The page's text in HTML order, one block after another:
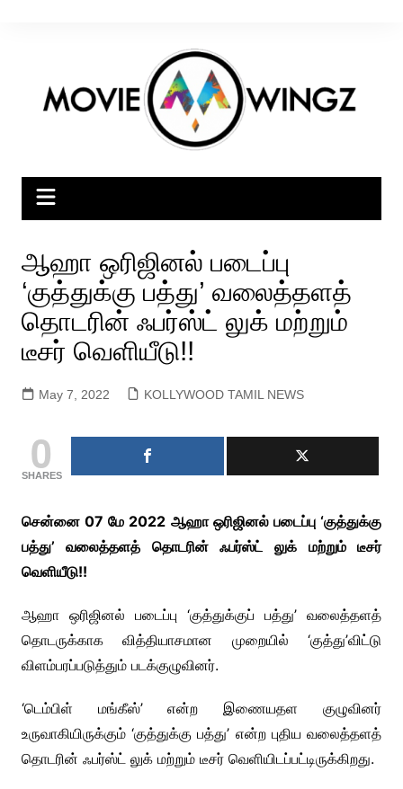
ஆஹா ஒரிஜினல் படைப்பு
‘குத்துக்கு பத்து’ வலைத்தளத்
தொடரின் ஃபர்ஸ்ட் லுக் மற்றும்
டீசர் வெளியீடு!!
May 7, 2022 KOLLYWOOD TAMIL NEWS
0
SHARES
சென்னை 07 மே 2022 ஆஹா ஒரிஜினல் படைப்பு ‘குத்துக்கு
பத்து’ வலைத்தளத் தொடரின் ஃபர்ஸ்ட் லுக் மற்றும் டீசர்
வெளியீடு!!
ஆஹா ஒரிஜினல் படைப்பு ‘குத்துக்குப் பத்து’ வலைத்தளத்
தொடருக்காக வித்தியாசமான முறையில் ‘குத்து’விட்டு
விளம்பரப்படுத்தும் படக்குழுவினர்.
‘டெம்பிள் மங்கீஸ்’ என்ற இணையதள குழுவினர்
உருவாகியிருக்கும் ‘குத்துக்கு பத்து’ என்ற புதிய வலைத்தளத்
தொடரின் ஃபர்ஸ்ட் லுக் மற்றும் டீசர் வெளியிடப்பட்டிருக்கிறது.